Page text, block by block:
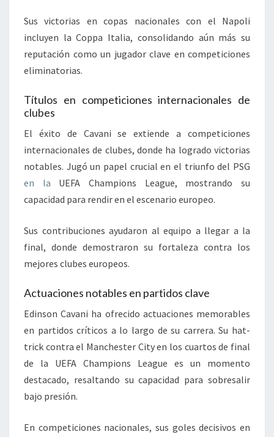
Sus victorias en copas nacionales con el Napoli
incluyen la Coppa Italia, consolidando aún más su
reputación como un jugador clave en competiciones
eliminatorias.
Títulos en competiciones internacionales de
clubes
El éxito de Cavani se extiende a competiciones
internacionales de clubes, donde ha logrado victorias
notables. Jugó un papel crucial en el triunfo del PSG
en la UEFA Champions League, mostrando su
capacidad para rendir en el escenario europeo.
Sus contribuciones ayudaron al equipo a llegar a la
final, donde demostraron su fortaleza contra los
mejores clubes europeos.
Actuaciones notables en partidos clave
Edinson Cavani ha ofrecido actuaciones memorables
en partidos críticos a lo largo de su carrera. Su hat-
trick contra el Manchester City en los cuartos de final
de la UEFA Champions League es un momento
destacado, resaltando su capacidad para sobresalir
bajo presión.
En competiciones nacionales, sus goles decisivos en